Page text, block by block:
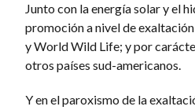
Junto con la energía solar y el
promoción a nivel de
y World Wild Life; y por
otros países sud-americanos.
Y en el paroxismo de la